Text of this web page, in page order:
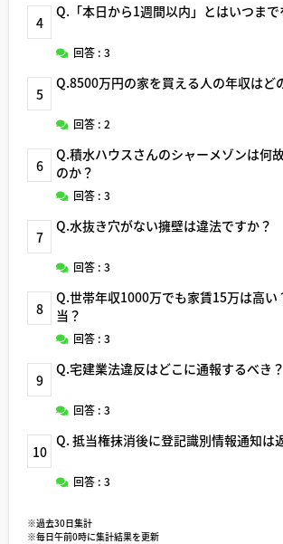
4
Q.「本日から1週間以内」とはいつまで
回答 : 3
5
Q.8500万円の家を買える人の年収はど
回答 : 2
6
Q.積水ハウスさんのシャーメゾンは何
のか？
回答 : 3
7
Q.水抜き穴がない擁壁は違法ですか？
回答 : 3
8
Q.世帯年収1000万でも家賃15万は高い
当？
回答 : 3
9
Q.宅建業法違反はどこに通報するべき？
回答 : 3
10
Q. 抵当権抹消後に登記識別情報通知は
回答 : 3
※過去30日集計
※毎日午前0時に集計結果を更新